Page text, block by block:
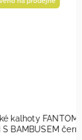
Dětské
S